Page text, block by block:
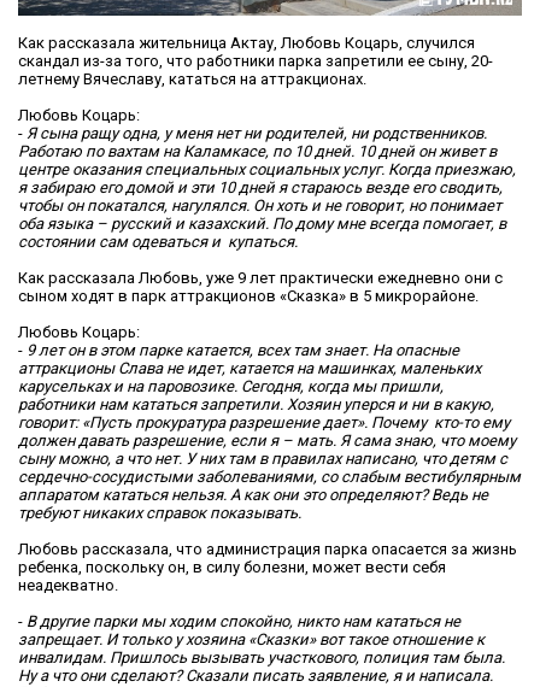
Как рассказала жительница Актау, Любовь Коцарь, случился
скандал из-за того, что работники парка запретили ее сыну, 20-
летнему Вячеславу, кататься на аттракционах.
Любовь Коцарь:
- Я сына ращу одна, у меня нет ни родителей, ни родственников.
Работаю по вахтам на Каламкасе, по 10 дней. 10 дней он живет в
центре оказания специальных социальных услуг. Когда приезжаю,
я забираю его домой и эти 10 дней я стараюсь везде его сводить,
чтобы он покатался, нагулялся. Он хоть и не говорит, но понимает
оба языка – русский и казахский. По дому мне всегда помогает, в
состоянии сам одеваться и купаться.
Как рассказала Любовь, уже 9 лет практически ежедневно они с
сыном ходят в парк аттракционов «Сказка» в 5 микрорайоне.
Любовь Коцарь:
- 9 лет он в этом парке катается, всех там знает. На опасные
аттракционы Слава не идет, катается на машинках, маленьких
карусельках и на паровозике. Сегодня, когда мы пришли,
работники нам кататься запретили. Хозяин уперся и ни в какую,
говорит: «Пусть прокуратура разрешение дает». Почему кто-то ему
должен давать разрешение, если я – мать. Я сама знаю, что моему
сыну можно, а что нет. У них там в правилах написано, что детям с
сердечно-сосудистыми заболеваниями, со слабым вестибулярным
аппаратом кататься нельзя. А как они это определяют? Ведь не
требуют никаких справок показывать.
Любовь рассказала, что администрация парка опасается за жизнь
ребенка, поскольку он, в силу болезни, может вести себя
неадекватно.
- В другие парки мы ходим спокойно, никто нам кататься не
запрещает. И только у хозяина «Сказки» вот такое отношение к
инвалидам. Пришлось вызывать участкового, полиция там была.
Ну а что они сделают? Сказали писать заявление, я и написала.